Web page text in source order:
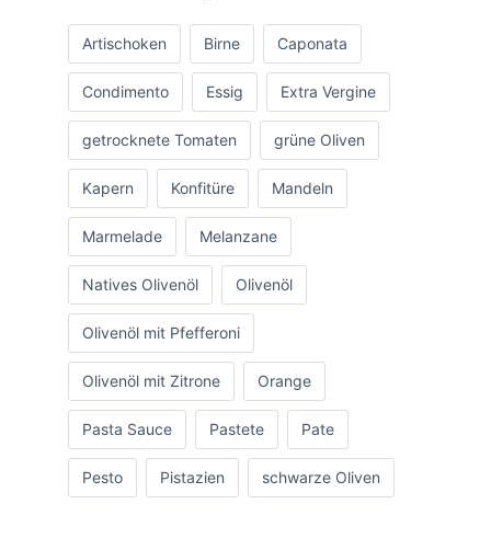
Artischoken Birne Caponata
Condimento Essig Extra Vergine
getrocknete Tomaten grüne Oliven
Kapern Konfitüre Mandeln
Marmelade Melanzane
Natives Olivenöl Olivenöl
Olivenöl mit Pfefferoni
Olivenöl mit Zitrone Orange
Pasta Sauce Pastete Pate
Pesto Pistazien schwarze Oliven